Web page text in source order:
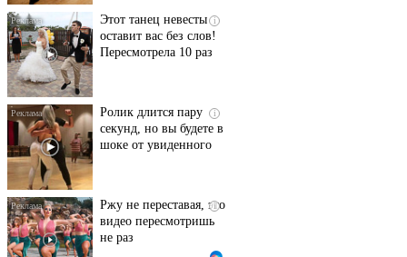
оставит вас без слов!
Пересмотрела 10 раз
секунд, но вы будете в
шоке от увиденного
видео пересмотришь
не раз